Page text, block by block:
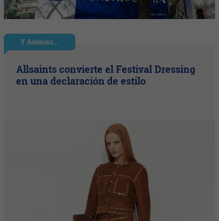
Y Además...
Allsaints convierte el Festival Dressing
en una declaración de estilo